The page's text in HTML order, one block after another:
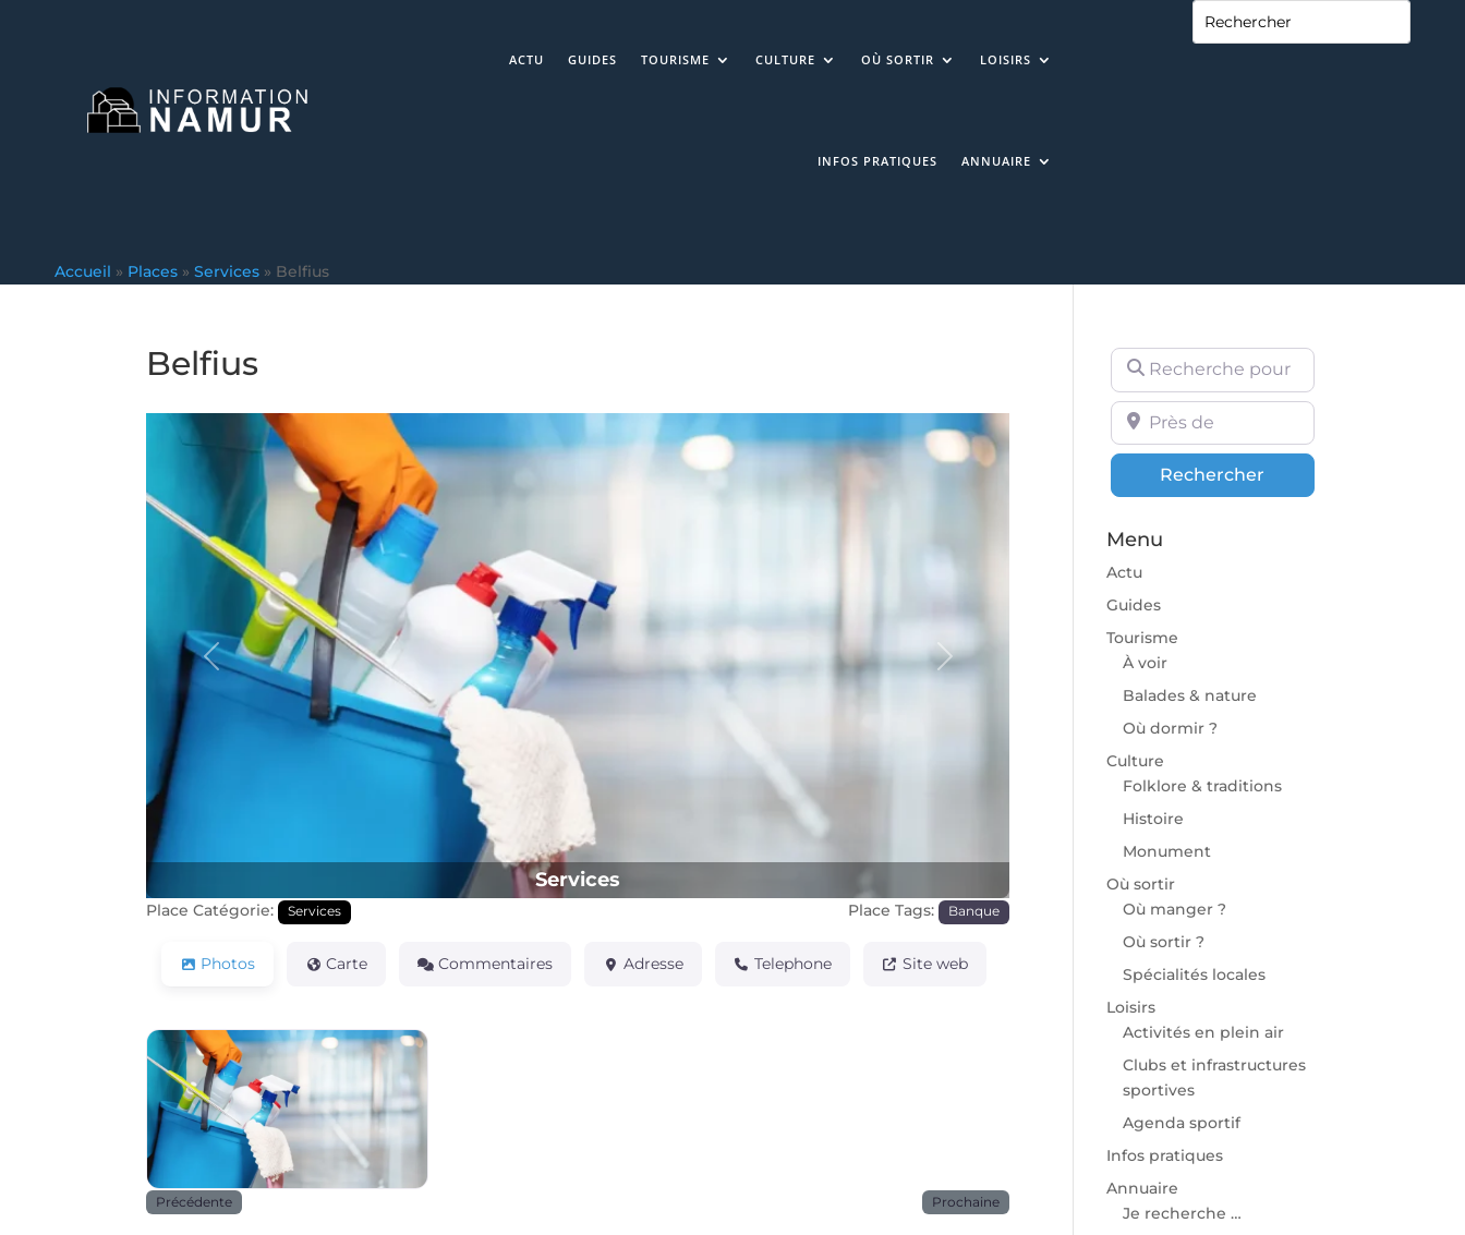
ACTU GUIDES TOURISME CULTURE OÙ SORTIR LOISIRS
INFOS PRATIQUES ANNUAIRE
Accueil » Places » Services » Belfius
Belfius
Services
Précédente Prochaine
Place Catégorie: Services Place Tags: Banque
Photos Carte Commentaires Adresse Telephone Site web
Services
Précédente Prochaine
Recherche pour
Près de
Rechercher
Menu
Actu
Guides
Tourisme
À voir
Balades & nature
Où dormir ?
Culture
Folklore & traditions
Histoire
Monument
Où sortir
Où manger ?
Où sortir ?
Spécialités locales
Loisirs
Activités en plein air
Clubs et infrastructures
sportives
Agenda sportif
Infos pratiques
Annuaire
Je recherche …